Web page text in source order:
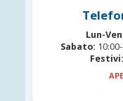
Lun-
Sabato:
Festivi: